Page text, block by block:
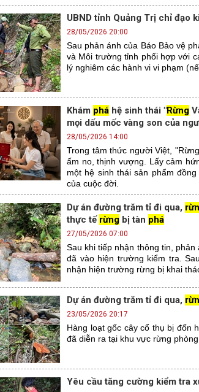
UBND tỉnh Quảng Trị chỉ đạo
28/05/2026 20:00
Sau phản ánh của Báo Bảo vệ
và Môi trường tỉnh phối hợp với
lý nghiêm các hành vi vi phạm
Khám phá hệ sinh thái "Rừng
mọi dấu mốc vàng son của
28/05/2026 14:00
Trong tâm thức người Việt,
ấm no, thịnh vượng. Lấy cảm
một hệ sinh thái sản phẩm
của cuộc đời.
Dự án đường trăm tỉ đi qua,
thực tế rừng bị tàn phá
27/05/2026 07:00
Sau khi tiếp nhận thông tin,
đã vào hiện trường kiểm tra.
nhận hiện trường rừng bị khai
Dự án đường trăm tỉ đi qua,
23/05/2026 20:17
Hàng loạt gốc cây cổ thụ bị đốn
đã diễn ra tại khu vực rừng
Yêu cầu tăng cường kiểm tra